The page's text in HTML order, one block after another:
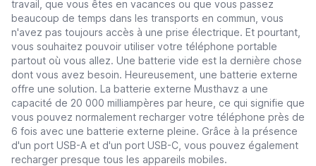
travail, que vous êtes en vacances ou que vous passez
beaucoup de temps dans les transports en commun, vous
n'avez pas toujours accès à une prise électrique. Et pourtant,
vous souhaitez pouvoir utiliser votre téléphone portable
partout où vous allez. Une batterie vide est la dernière chose
dont vous avez besoin. Heureusement, une batterie externe
offre une solution. La batterie externe Musthavz a une
capacité de 20 000 milliampères par heure, ce qui signifie que
vous pouvez normalement recharger votre téléphone près de
6 fois avec une batterie externe pleine. Grâce à la présence
d'un port USB-A et d'un port USB-C, vous pouvez également
recharger presque tous les appareils mobiles.